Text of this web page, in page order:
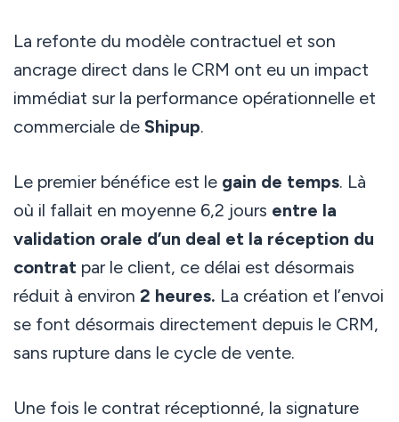
La refonte du modèle contractuel et son
ancrage direct dans le CRM ont eu un impact
immédiat sur la performance opérationnelle et
commerciale de Shipup.
Le premier bénéfice est le gain de temps. Là
où il fallait en moyenne 6,2 jours entre la
validation orale d’un deal et la réception du
contratpar le client, ce délai est désormais
réduit à environ 2 heures. La création et l’envoi
se font désormais directement depuis le CRM,
sans rupture dans le cycle de vente.
Une fois le contrat réceptionné, la signature